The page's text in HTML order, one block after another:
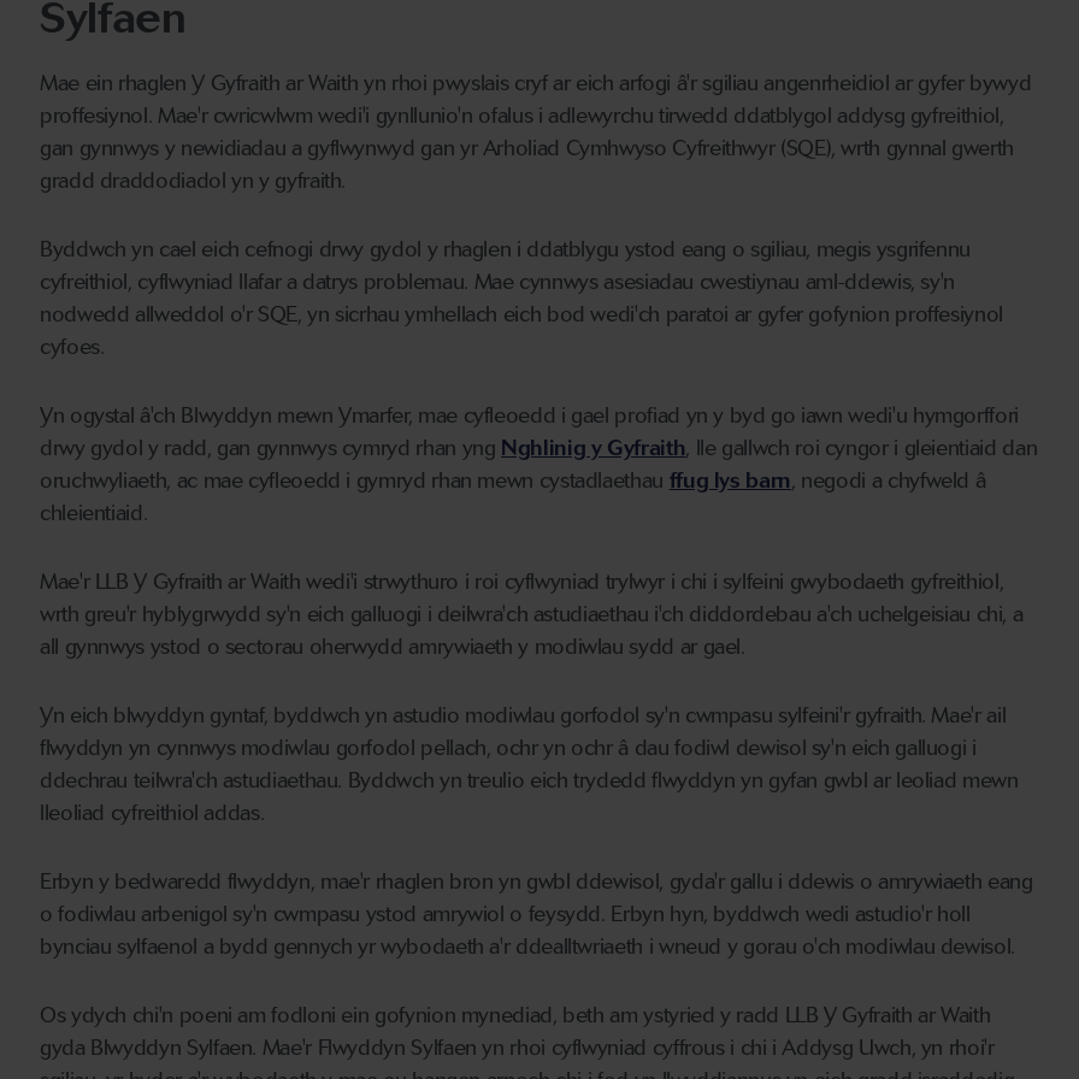
Sylfaen
Mae ein rhaglen Y Gyfraith ar Waith yn rhoi pwyslais cryf ar eich arfogi â'r sgiliau angenrheidiol ar gyfer bywyd
proffesiynol. Mae'r cwricwlwm wedi'i gynllunio'n ofalus i adlewyrchu tirwedd ddatblygol addysg gyfreithiol,
gan gynnwys y newidiadau a gyflwynwyd gan yr Arholiad Cymhwyso Cyfreithwyr (SQE), wrth gynnal gwerth
gradd draddodiadol yn y gyfraith.
Byddwch yn cael eich cefnogi drwy gydol y rhaglen i ddatblygu ystod eang o sgiliau, megis ysgrifennu
cyfreithiol, cyflwyniad llafar a datrys problemau. Mae cynnwys asesiadau cwestiynau aml-ddewis, sy'n
nodwedd allweddol o'r SQE, yn sicrhau ymhellach eich bod wedi'ch paratoi ar gyfer gofynion proffesiynol
cyfoes.
Yn ogystal â'ch Blwyddyn mewn Ymarfer, mae cyfleoedd i gael profiad yn y byd go iawn wedi'u hymgorffori
drwy gydol y radd, gan gynnwys cymryd rhan yng Nghlinig y Gyfraith, lle gallwch roi cyngor i gleientiaid dan
oruchwyliaeth, ac mae cyfleoedd i gymryd rhan mewn cystadlaethau ffug lys barn, negodi a chyfweld â
chleientiaid.
Mae'r LLB Y Gyfraith ar Waith wedi'i strwythuro i roi cyflwyniad trylwyr i chi i sylfeini gwybodaeth gyfreithiol,
wrth greu'r hyblygrwydd sy'n eich galluogi i deilwra'ch astudiaethau i'ch diddordebau a'ch uchelgeisiau chi, a
all gynnwys ystod o sectorau oherwydd amrywiaeth y modiwlau sydd ar gael.
Yn eich blwyddyn gyntaf, byddwch yn astudio modiwlau gorfodol sy'n cwmpasu sylfeini'r gyfraith. Mae'r ail
flwyddyn yn cynnwys modiwlau gorfodol pellach, ochr yn ochr â dau fodiwl dewisol sy'n eich galluogi i
ddechrau teilwra'ch astudiaethau. Byddwch yn treulio eich trydedd flwyddyn yn gyfan gwbl ar leoliad mewn
lleoliad cyfreithiol addas.
Erbyn y bedwaredd flwyddyn, mae'r rhaglen bron yn gwbl ddewisol, gyda'r gallu i ddewis o amrywiaeth eang
o fodiwlau arbenigol sy'n cwmpasu ystod amrywiol o feysydd. Erbyn hyn, byddwch wedi astudio'r holl
bynciau sylfaenol a bydd gennych yr wybodaeth a'r ddealltwriaeth i wneud y gorau o'ch modiwlau dewisol.
Os ydych chi'n poeni am fodloni ein gofynion mynediad, beth am ystyried y radd LLB Y Gyfraith ar Waith
gyda Blwyddyn Sylfaen. Mae'r Flwyddyn Sylfaen yn rhoi cyflwyniad cyffrous i chi i Addysg Uwch, yn rhoi'r